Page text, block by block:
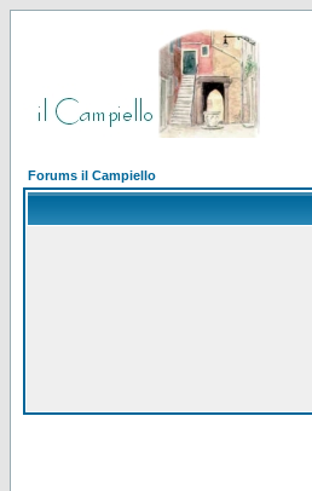
Forums il Campiello